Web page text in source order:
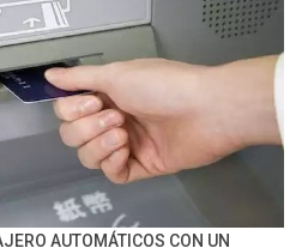
AUTOMÁTICOS CON UN